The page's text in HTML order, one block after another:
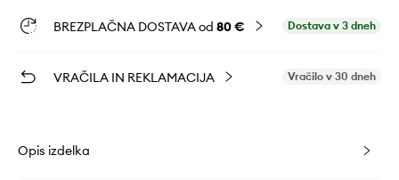
BREZPLAČNA DOSTAVA od 80 € Dostava v 3 dneh
VRAČILA IN REKLAMACIJA Vračilo v 30 dneh
Opis izdelka